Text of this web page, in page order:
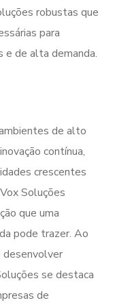
robustas que
para
de alta demanda.
de alto
contínua,
crescentes
Soluções
que uma
pode trazer. Ao
desenvolver
se destaca
de